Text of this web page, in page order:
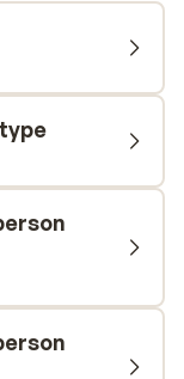
solbader.
om
For
en